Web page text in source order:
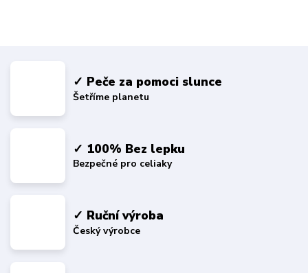
✓ Peče za pomoci slunce
Šetříme planetu
✓ 100% Bez lepku
Bezpečné pro celiaky
✓ Ruční výroba
Český výrobce